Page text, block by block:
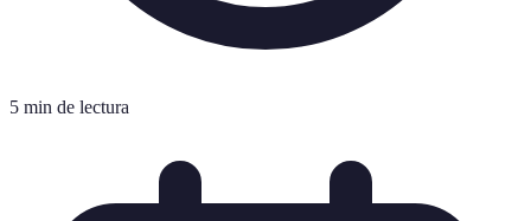
5 min de lectura